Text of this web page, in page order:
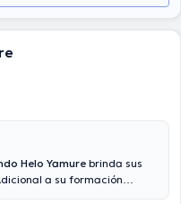
Helo Yamure brinda sus
a su formación